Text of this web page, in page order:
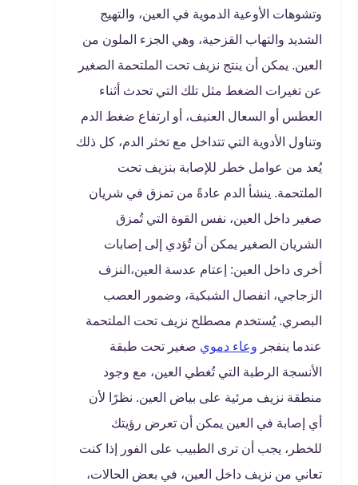
وتشوهات الأوعية الدموية في العين، والتهيج
الشديد والتهاب القزحية، وهي الجزء الملون من
العين. يمكن أن ينتج نزيف تحت الملتحمة الصغير
عن تغيرات الضغط مثل تلك التي تحدث أثناء
العطس أو السعال العنيف، أو ارتفاع ضغط الدم
وتناول الأدوية التي تتداخل مع تخثر الدم، كل ذلك
يُعد من عوامل خطر للإصابة بنزيف تحت
الملتحمة. ينشأ الدم عادةً من تمزق في شريان
صغير داخل العين، نفس القوة التي تُمزق
الشريان الصغير يمكن أن تُؤدي إلى إصابات
أخرى داخل العين: إعتام عدسة العين،النزف
الزجاجي، انفصال الشبكية، وضمور العصب
البصري. يُستخدم مصطلح نزيف تحت الملتحمة
عندما ينفجر وعاء دموي صغير تحت طبقة
الأنسجة الرطبة التي تُغطي العين، مع وجود
منطقة نزيف مرئية على بياض العين. نظرًا لأن
أي إصابة في العين يمكن أن تعرض رؤيتك
للخطر، يجب أن ترى الطبيب على الفور إذا كنت
تعاني من نزيف داخل العين، في بعض الحالات،